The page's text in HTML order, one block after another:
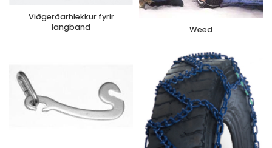
Viðgerðarhlekkur fyrir
langband
Weed